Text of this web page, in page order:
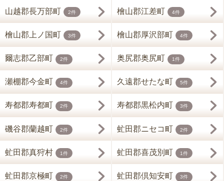
山越郡長万部町 2件 檜山郡江差町 4件
檜山郡上ノ国町 3件 檜山郡厚沢部町 4件
爾志郡乙部町 2件 奥尻郡奥尻町 1件
瀬棚郡今金町 4件 久遠郡せたな町 5件
寿都郡寿都町 2件 寿都郡黒松内町 3件
磯谷郡蘭越町 2件 虻田郡ニセコ町 2件
虻田郡真狩村 1件 虻田郡喜茂別町 1件
虻田郡京極町 2件 虻田郡倶知安町 3件